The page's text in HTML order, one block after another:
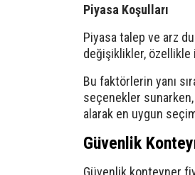
Piyasa Koşulları
Piyasa talep ve arz
değişiklikler, özellikle
Bu faktörlerin yanı
seçenekler
alarak en uygun
Güvenlik
Güvenlik konteyner